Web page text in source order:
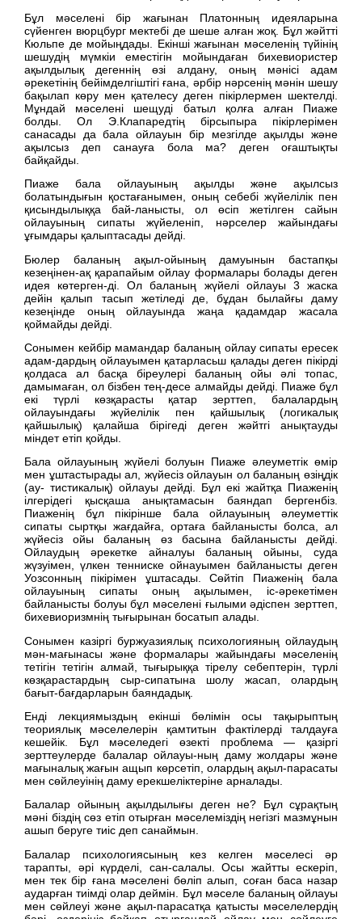
Бұл мәселені бір жағынан Платонның идеяларына
сүйенген вюрцбург мектебі де шеше алған жоқ. Бұл жәйтті
Кюльпе де мойыңдады. Екінші жағынан мәселенің түйінің
шешудің мүмкіи еместігін мойындаған бихевиористер
ақылдылық дегеннің өзі алдану, оның мәнісі адам
әрекетінің бейімделгіштігі ғана, әрбір нәрсенің мәнін шешу
бақылап көру мен қателесу деген пікірлермен шектелді.
Мұндай мәселені шещуді батыл қолға алған Пиаже
болды. Ол Э.Клапаредтің бірсыпыра пікірлерімен
санасады да бала ойлауын бір мезгілде ақылды және
ақылсыз деп санауға бола ма? деген оғаштықты
байқайды.
Пиаже бала ойлауының ақылды және ақылсыз
болатындығын қостағанымен, оның себебі жүйелілік пен
қисындылыққа бай-ланысты, ол өсіп жетілген сайын
ойлауының сипаты жүйеленіп, нәрселер жайындағы
ұғымдары қалыптасады дейді.
Бюлер баланың ақыл-ойының дамуынын бастапқы
кезеңінен-ақ қарапайым ойлау формалары болады деген
идея көтерген-ді. Ол баланың жүйелі ойлауы 3 жаска
дейін қалып тасып жетіледі де, бұдан былайғы даму
кезеңінде оның ойлауында жаңа қадамдар жасала
қоймайды дейді.
Сонымен кейбір мамандар баланың ойлау сипаты ересек
адам-дардың ойлауымен қатарласьш қалады деген пікірді
қолдаса ал басқа біреулері баланың ойы әлі топас,
дамымаған, ол бізбен тең-десе алмайды дейді. Пиаже бұл
екі түрлі көзқарасты қатар зерттеп, балалардың
ойлауындағы жүйелілік пен қайшылық (логикалық
қайшылық) қалайша бірігеді деген жәйтгі анықтауды
міндет етіп қойды.
Бала ойлауының жүйелі болуын Пиаже әлеуметгік өмір
мен ұштастырады ал, жүйесіз ойлауын ол баланың өзіңдік
(ау- тистикалық) ойлауы дейді. Бұл екі жайтқа Пиаженің
ілгерідегі қысқаша анықтамасын баяндап бергенбіз.
Пиаженің бұл пікірінше бала ойлауының әлеуметтік
сипаты сыртқы жағдайға, ортаға байланысты болса, ал
жүйесіз ойы баланың өз басына байланысты дейді.
Ойлаудың әрекетке айналуы баланың ойыны, суда
жүзуімен, үлкен тенниске ойнауымен байланысты деген
Уозсонның пікірімен ұштасады. Сөйтіп Пиаженің бала
ойлауының сипаты оның ақылымен, іс-әрекетімен
байланысты болуы бұл мәселені ғылыми әдіспен зерттеп,
бихевиоризмнің тығырынан босатып алады.
Сонымен казіргі буржуазиялық психологияның ойлаудың
мән-мағынасы және формалары жайындағы мәселенің
тетігін тетігін алмай, тығырыққа тірелу себептерін, түрлі
көзқарастардың сыр-сипатына шолу жасап, олардың
бағыт-бағдарларын баяндадық.
Енді лекциямыздың екінші бөлімін осы тақырыптың
теориялық мәселелерін қамтитын фактілерді талдауға
кешейік. Бұл мәселедегі өзекті проблема — қазіргі
зерттеулерде балалар ойлауы-ның даму жолдары және
мағыналық жағын ащып көрсетіп, олардың ақыл-парасаты
мен сөйлеуінің даму ерекшеліктеріне арналады.
Балалар ойының ақылдылығы деген не? Бұл сұрақтың
мәні біздің сөз етіп отырған мәселеміздің негізгі мазмұнын
ашып беруге тиіс деп санаймын.
Балалар психологиясының кез келген мәселесі әр
тарапты, әрі күрделі, сан-салалы. Осы жайтты ескеріп,
мен тек бір ғана мәселені бөліп алып, соған баса назар
аударған тиімді олар деймін. Бұл мәселе баланың ойлауы
мен сөйлеуі және ақыл-парасатқа қатысты мәселелердің